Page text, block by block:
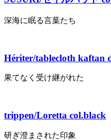
深海に眠る言葉たち
Hériter/tablecloth kaftan
果てなく受け継がれた
trippen/Loretta col.black
研ぎ澄まされた印象